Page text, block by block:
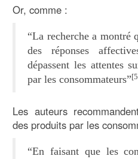
Or, comme :
“La recherche a montré
des réponses
dépassent les attentes
par les consommateurs”
Les auteurs
des produits par les
“En faisant que les